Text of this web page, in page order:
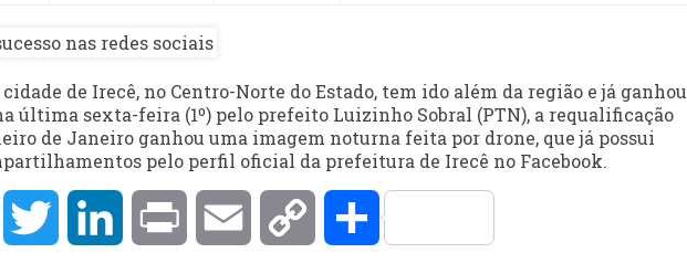
de Irecê, no Centro-Norte do Estado, tem ido além da região e já ganhou
última sexta-feira (1º) pelo prefeito Luizinho Sobral (PTN), a requalificação
de Janeiro ganhou uma imagem noturna feita por drone, que já possui
pelo perfil oficial da prefeitura de Irecê no Facebook.
MessengerTwitter LinkedInPrint Email Copy Compartilhar